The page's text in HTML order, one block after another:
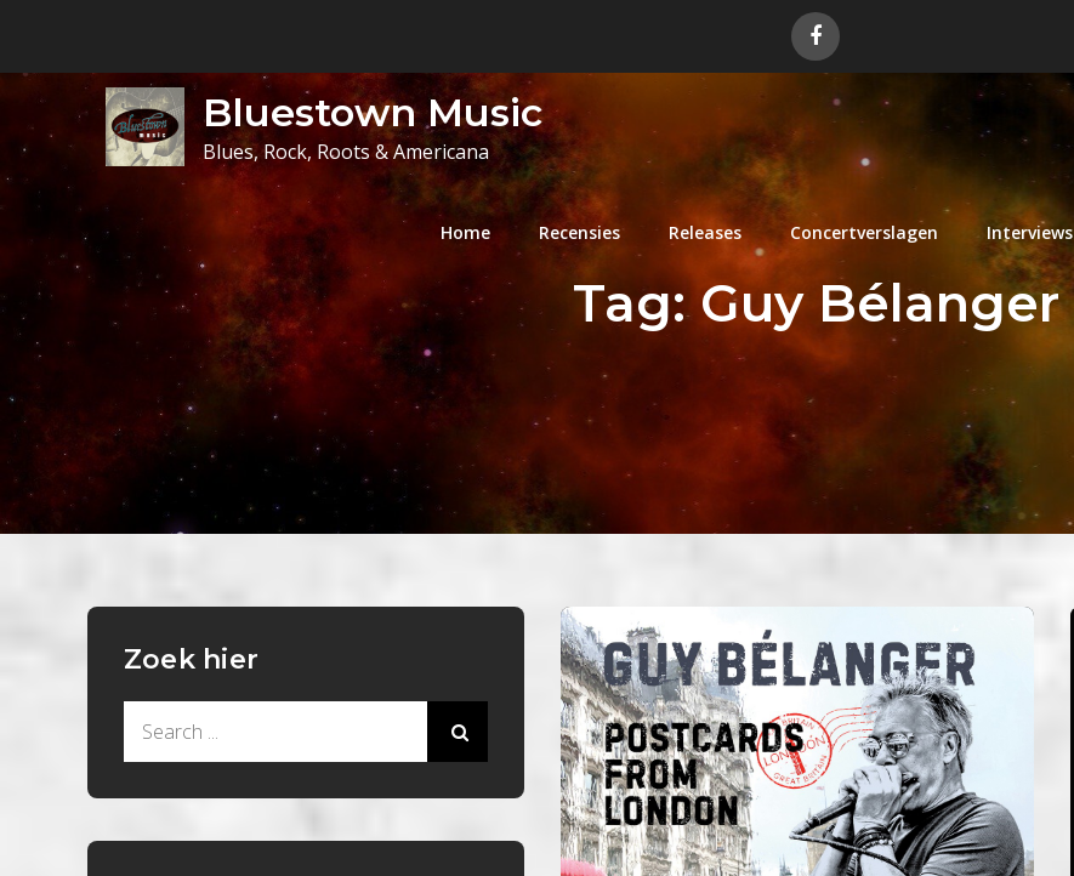
content
Bluestown Music
Blues, Rock, Roots & Americana
Home Recensies Releases Concertverslagen Interviews
Tag:Guy Bélanger
Zoek hier